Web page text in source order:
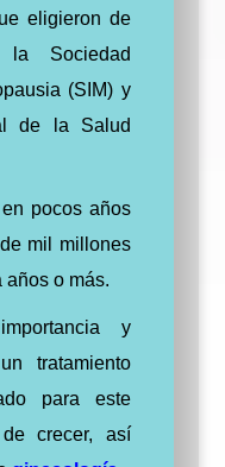
eligieron de
la Sociedad
(SIM) y
de la Salud
pocos años
mil millones
años o más.
y
tratamiento
para este
crecer, así